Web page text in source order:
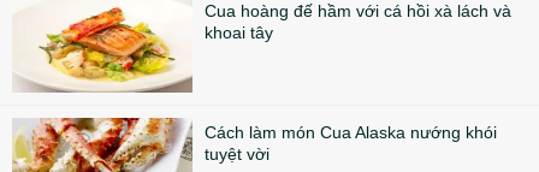
Cua hoàng đế hầm với cá hồi xà lách và
khoai tây
Cách làm món Cua Alaska nướng khói
tuyệt vời